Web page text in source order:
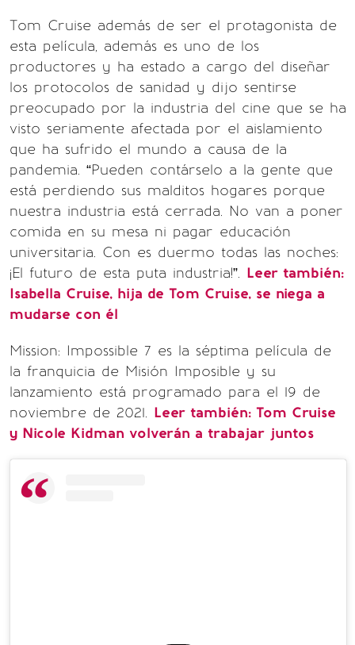
Tom Cruise además de ser el protagonista de
esta película, además es uno de los
productores y ha estado a cargo del diseñar
los protocolos de sanidad y dijo sentirse
preocupado por la industria del cine que se ha
visto seriamente afectada por el aislamiento
que ha sufrido el mundo a causa de la
pandemia. “Pueden contárselo a la gente que
está perdiendo sus malditos hogares porque
nuestra industria está cerrada. No van a poner
comida en su mesa ni pagar educación
universitaria. Con es duermo todas las noches:
¡El futuro de esta puta industria!”. Leer también:
Isabella Cruise, hija de Tom Cruise, se niega a
mudarse con él
Mission: Impossible 7 es la séptima película de
la franquicia de Misión Imposible y su
lanzamiento está programado para el 19 de
noviembre de 2021. Leer también: Tom Cruise
y Nicole Kidman volverán a trabajar juntos